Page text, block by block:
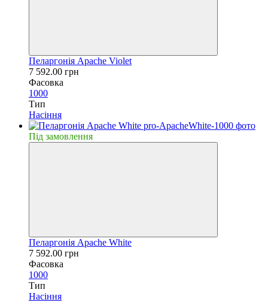
Пеларгонiя Apache Violet
7 592.00 грн
Фасовка
1000
Тип
Насiння
Пiд замовлення
Пеларгонiя Apache White
7 592.00 грн
Фасовка
1000
Тип
Насiння